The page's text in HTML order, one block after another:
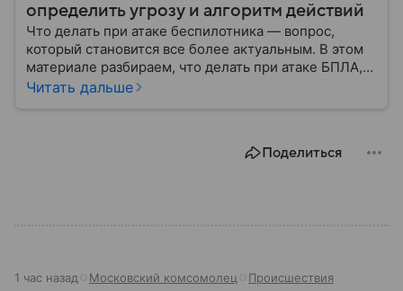
определить угрозу и алгоритм действий
Что делать при атаке беспилотника — вопрос,
который становится все более актуальным. В этом
материале разбираем, что делать при атаке БПЛА,
как распознать угрозу, какие действия предпринять
Читать дальше
Поделиться
1 час назад Московский комсомолец Происшествия